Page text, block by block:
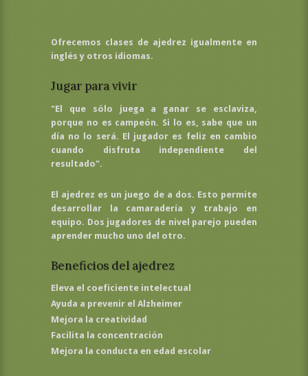
Ofrecemos clases de ajedrez igualmente en
inglés y otros idiomas.
Jugar para vivir
"El que sólo juega a ganar se esclaviza,
porque no es campeón. Si lo es, sabe que un
día no lo será. El jugador es feliz en cambio
cuando disfruta independiente del
resultado".
El ajedrez es un juego de a dos. Esto permite
desarrollar la camaradería y trabajo en
equipo. Dos jugadores de nivel parejo pueden
aprender mucho uno del otro.
Beneficios del ajedrez
Eleva el coeficiente intelectual
Ayuda a prevenir el Alzheimer
Mejora la creatividad
Facilita la concentración
Mejora la conducta en edad escolar